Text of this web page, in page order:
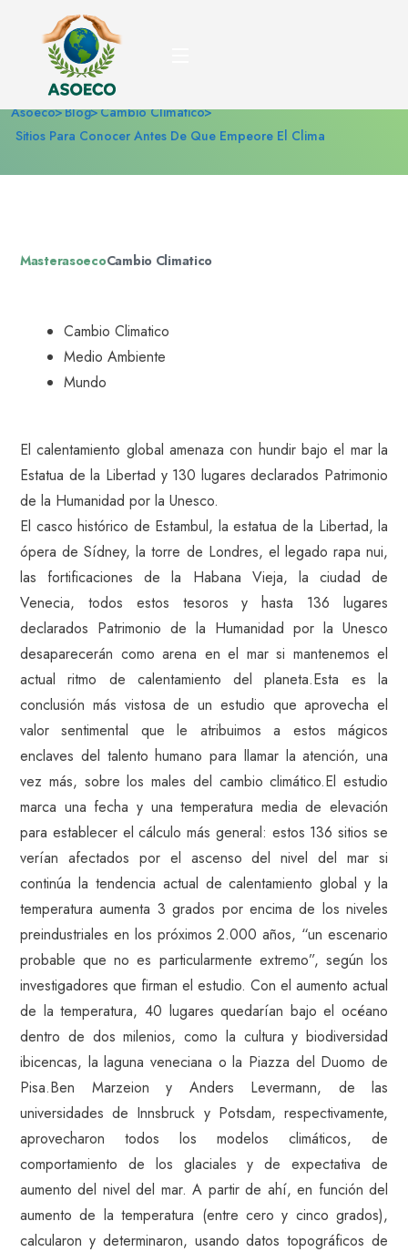
Sitios para conocer antes
de que empeore el clima
Asoeco Blog Cambio Climatico
Sitios Para Conocer Antes De Que Empeore El Clima
MasterasoecoCambio Climatico
Cambio Climatico
Medio Ambiente
Mundo
El calentamiento global amenaza con hundir bajo el mar la
Estatua de la Libertad y 130 lugares declarados Patrimonio
de la Humanidad por la Unesco.
El casco histórico de Estambul, la estatua de la Libertad, la
ópera de Sídney, la torre de Londres, el legado rapa nui,
las fortificaciones de la Habana Vieja, la ciudad de
Venecia, todos estos tesoros y hasta 136 lugares
declarados Patrimonio de la Humanidad por la Unesco
desaparecerán como arena en el mar si mantenemos el
actual ritmo de calentamiento del planeta.Esta es la
conclusión más vistosa de un estudio que aprovecha el
valor sentimental que le atribuimos a estos mágicos
enclaves del talento humano para llamar la atención, una
vez más, sobre los males del cambio climático.El estudio
marca una fecha y una temperatura media de elevación
para establecer el cálculo más general: estos 136 sitios se
verían afectados por el ascenso del nivel del mar si
continúa la tendencia actual de calentamiento global y la
temperatura aumenta 3 grados por encima de los niveles
preindustriales en los próximos 2.000 años, “un escenario
probable que no es particularmente extremo”, según los
investigadores que firman el estudio. Con el aumento actual
de la temperatura, 40 lugares quedarían bajo el océano
dentro de dos milenios, como la cultura y biodiversidad
ibicencas, la laguna veneciana o la Piazza del Duomo de
Pisa.Ben Marzeion y Anders Levermann, de las
universidades de Innsbruck y Potsdam, respectivamente,
aprovecharon todos los modelos climáticos, de
comportamiento de los glaciales y de expectativa de
aumento del nivel del mar. A partir de ahí, en función del
aumento de la temperatura (entre cero y cinco grados),
calcularon y determinaron, usando datos topográficos de